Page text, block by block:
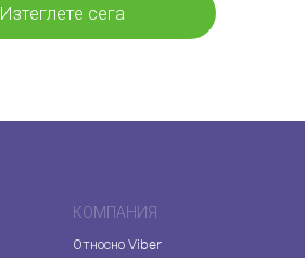
Изтеглете сега
КОМПАНИЯ
Относно Viber